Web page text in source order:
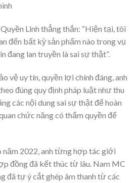
Linh thẳng thắn: “Hiện tại, tôi
đến bất kỳ sản phẩm nào trong vụ
đang lan truyền là sai sự thật”.
vệ uy tín, quyền lợi chính đáng, anh
đúng quy định pháp luật như thu
các nội dung sai sự thật để hoàn
chức năng có thẩm quyền để
năm 2022, anh từng hợp tác giới
đồng đã kết thúc từ lâu. Nam MC
đã tự ý cắt ghép âm thanh từ các